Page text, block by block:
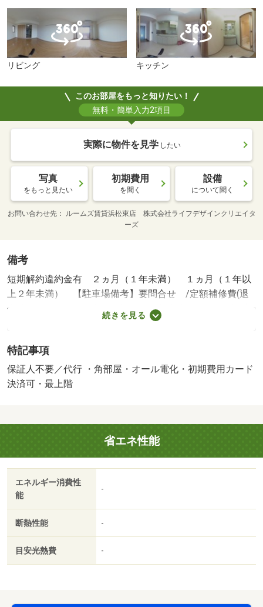
リビング キッチン
このお部屋をもっと知りたい！
無料・簡単入力2項目
実際に物件を見学 したい
写真
をもっと見たい
初期費用
を聞く
設備
について聞く
お問い合わせ先
ルームズ賃貸浜松東店 株式会社ライフデザインクリエイタ
ーズ
備考
短期解約違約金有 ２ヵ月（１年未満） １ヵ月（１年以
上２年未満） 【駐車場備考】要問合せ /定額補修費(退
去時) 80000円/町会費(月額) 500円/水道料金 3500円/賃貸
戸数:18戸/管理人勤務形態:無
続きを見る
特記事項
保証人不要／代行 ・角部屋・オール電化・初期費用カード
決済可・最上階
省エネ性能
エネルギー消費性
能
-
断熱性能 -
目安光熱費 -